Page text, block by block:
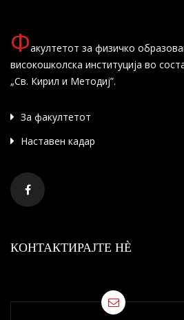
Факултетот за физичко
високошколска институција во
„Св. Кирил и Методиј”.
За факултетот
Наставен кадар
КОНТАКТИРАЈТЕ НÈ